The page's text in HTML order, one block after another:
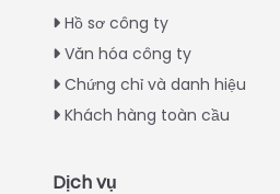
Hồ sơ công ty
Văn hóa công ty
Chứng chỉ và danh hiệu
Khách hàng toàn cầu
Dịch vụ